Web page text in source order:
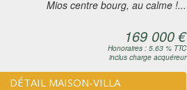
Mios centre bourg, au calme !...
169 000 €
Honoraires : 5.63 % TTC
inclus charge acquéreur
DÉTAIL MAISON-VILLA